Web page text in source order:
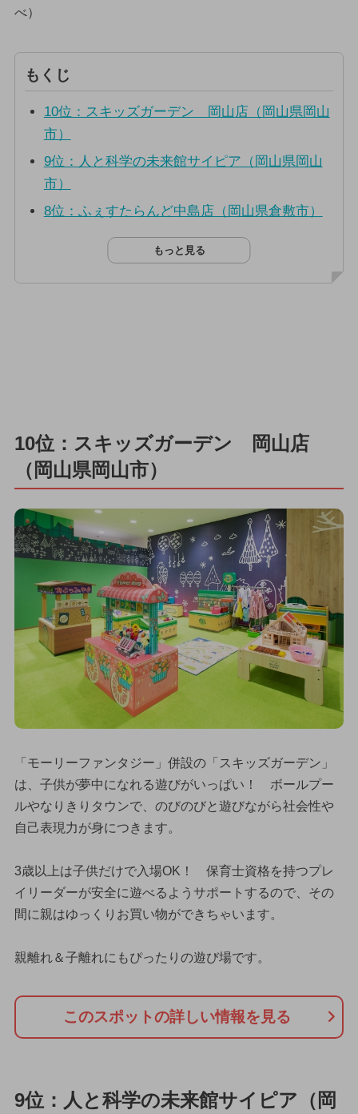
べ）
もくじ
10位：スキッズガーデン 岡山店（岡山県岡山
市）
9位：人と科学の未来館サイピア（岡山県岡山
市）
8位：ふぇすたらんど中島店（岡山県倉敷市）
もっと見る
10位：スキッズガーデン 岡山店
（岡山県岡山市）
「モーリーファンタジー」併設の「スキッズガーデン」
は、子供が夢中になれる遊びがいっぱい！ ボールプー
ルやなりきりタウンで、のびのびと遊びながら社会性や
自己表現力が身につきます。
3歳以上は子供だけで入場OK！ 保育士資格を持つプレ
イリーダーが安全に遊べるようサポートするので、その
間に親はゆっくりお買い物ができちゃいます。
親離れ＆子離れにもぴったりの遊び場です。
このスポットの詳しい情報を見る
9位：人と科学の未来館サイピア（岡